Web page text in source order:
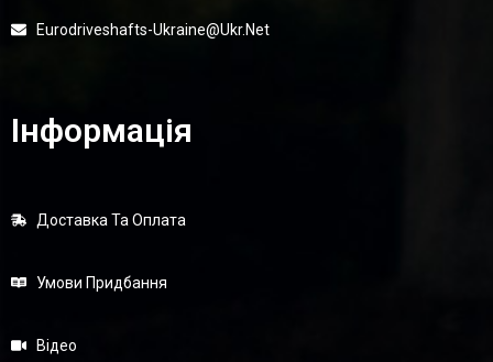
Eurodriveshafts-Ukraine@ukr.net
Інформація
Доставка Та Оплата
Умови Придбання
Відео